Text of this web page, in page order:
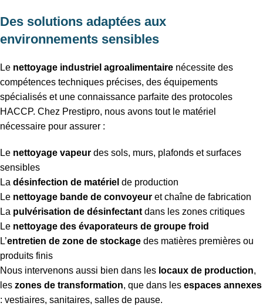
Des solutions adaptées aux
environnements sensibles
Le nettoyage industriel agroalimentaire nécessite des
compétences techniques précises, des équipements
spécialisés et une connaissance parfaite des protocoles
HACCP. Chez Prestipro, nous avons tout le matériel
nécessaire pour assurer :
Le nettoyage vapeur des sols, murs, plafonds et surfaces
sensibles
La désinfection de matériel de production
Le nettoyage bande de convoyeur et chaîne de fabrication
La pulvérisation de désinfectant dans les zones critiques
Le nettoyage des évaporateurs de groupe froid
L’entretien de zone de stockage des matières premières ou
produits finis
Nous intervenons aussi bien dans les locaux de production,
les zones de transformation, que dans les espaces annexes
: vestiaires, sanitaires, salles de pause.